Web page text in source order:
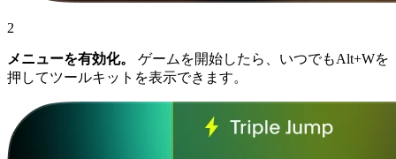
2
メニューを有効化。
ゲームを開始したら、いつでもAlt+Wを
押してツールキットを表示できます。